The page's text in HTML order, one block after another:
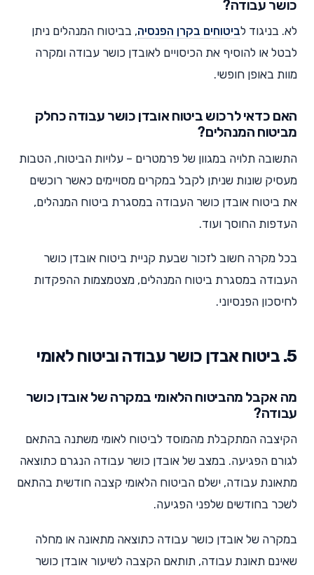
כושר עבודה?
לא. בניגוד לביטוחים בקרן הפנסיה, בביטוח המנהלים ניתן
לבטל או להוסיף את הכיסויים לאובדן כושר עבודה ומקרה
מוות באופן חופשי.
האם כדאי לרכוש ביטוח אובדן כושר עבודה כחלק
מביטוח המנהלים?
התשובה תלויה במגוון של פרמטרים – עלויות הביטוח, הטבות
מעסיק שונות שניתן לקבל במקרים מסויימים כאשר רוכשים
את ביטוח אובדן כושר העבודה במסגרת ביטוח המנהלים,
העדפות החוסך ועוד.
בכל מקרה חשוב לזכור שבעת קניית ביטוח אובדן כושר
העבודה במסגרת ביטוח המנהלים, מצטמצמות ההפקדות
לחיסכון הפנסיוני.
5. ביטוח אבדן כושר עבודה וביטוח לאומי
מה אקבל מהביטוח הלאומי במקרה של אובדן כושר
עבודה?
הקיצבה המתקבלת מהמוסד לביטוח לאומי משתנה בהתאם
לגורם הפגיעה. במצב של אובדן כושר עבודה הנגרם כתוצאה
מתאונת עבודה, ישלם הביטוח הלאומי קצבה חודשית בהתאם
לשכר בחודשים שלפני הפגיעה.
במקרה של אובדן כושר עבודה כתוצאה מתאונה או מחלה
שאינם תאונת עבודה, תותאם הקצבה לשיעור אובדן כושר